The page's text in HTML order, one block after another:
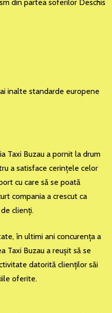
din partea soferilor Deschis
inalte standarde europene
Taxi Buzau a pornit la drum
a satisface cerinţele celor
cu care să se poată
compania a crescut ca
clienţi.
în ultimi ani concurenţa a
Taxi Buzau a reuşit să se
datorită clienţilor săi
oferite.